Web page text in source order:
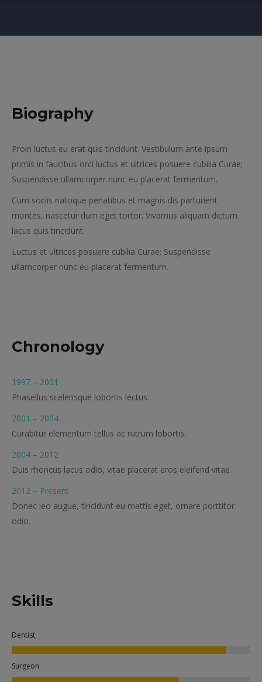
Biography
Proin luctus eu erat quis tincidunt. Vestibulum ante ipsum
primis in faucibus orci luctus et ultrices posuere cubilia Curae;
Suspendisse ullamcorper nunc eu placerat fermentum.
Cum sociis natoque penatibus et magnis dis parturient
montes, nascetur dum eget tortor. Vivamus aliquam dictum
lacus quis tincidunt.
Luctus et ultrices posuere cubilia Curae; Suspendisse
ullamcorper nunc eu placerat fermentum.
Chronology
1997 – 2001
Phasellus scelerisque lobortis lectus.
2001 – 2004
Curabitur elementum tellus ac rutrum lobortis.
2004 – 2012
Duis rhoncus lacus odio, vitae placerat eros eleifend vitae.
2012 – Present
Donec leo augue, tincidunt eu mattis eget, ornare porttitor
odio.
Skills
Dentist
Surgeon